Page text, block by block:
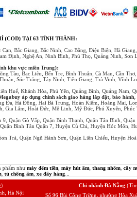
(COD) TẠI 63 TỈNH THÀNH:
Cạn, Bắc Giang, Bắc Ninh, Cao Bằng, Điện Biện, Hà
Định, Nghệ An, Ninh Bình, Phú Thọ, Quảng Ninh, Sơn
khu vực miền Trung):
Tàu, Bạc Liêu, Bến Tre, Bình Thuận, Cà Mau, Cần
Sóc Trăng, Tây Ninh, Tiền Giang, Trà Vinh, Vĩnh
Huế, Khánh Hòa, Phú Yên, Quảng Bình, Quảng Nam,
áp dụng chính sách giao hàng lắp đặt, bảo
Đa, Hà Đông, Hai Bà Trưng, Hoàn Kiếm, Hoàng Mai,
Gia Lâm, Hoài Đức, Mê Linh, Mỹ Đức, Phú Xuyên, Phúc
Quận Gò Vấp, Quận Bình Thạnh, Quận Tân Bình,
Bình Tân Quận 7, Huyện Củ Chi, Huyện Hóc Môn,
Trà, Quận Ngũ Hành Sơn, Quận Liên Chiểu, Huyện Hoà
phẩm nhưmáy đếm tiền máy hút ẩm thang nhôm cây
tủ chống ẩm xe đẩy hàng
Hà Nội
Chi nhánh Đà Nẵng
Số 96 Bùi Công Trừng, phường Hòa